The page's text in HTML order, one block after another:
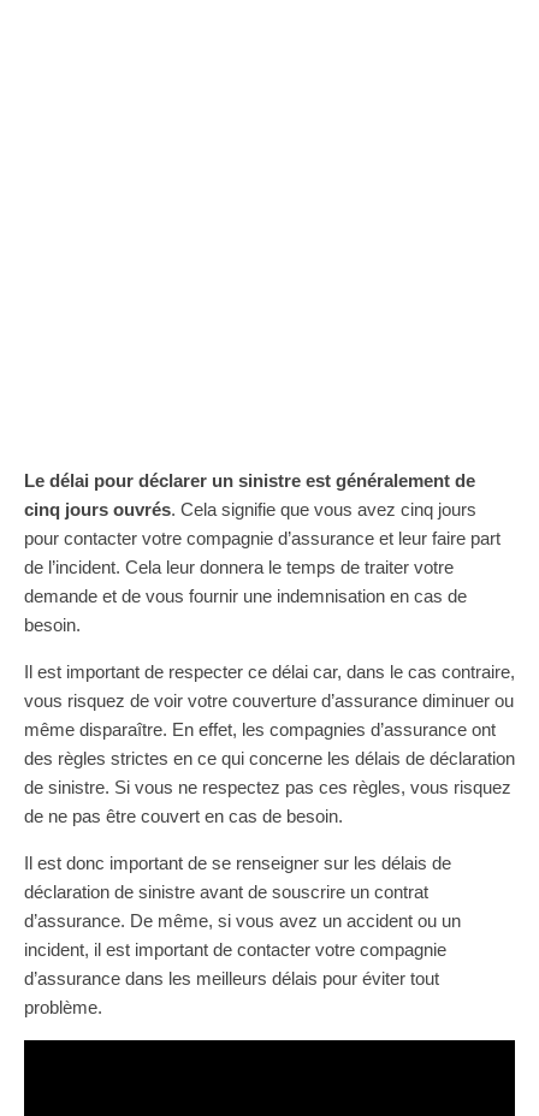
Le délai pour déclarer un sinistre est généralement de
cinq jours ouvrés. Cela signifie que vous avez cinq jours
pour contacter votre compagnie d’assurance et leur faire part
de l’incident. Cela leur donnera le temps de traiter votre
demande et de vous fournir une indemnisation en cas de
besoin.
Il est important de respecter ce délai car, dans le cas contraire,
vous risquez de voir votre couverture d’assurance diminuer ou
même disparaître. En effet, les compagnies d’assurance ont
des règles strictes en ce qui concerne les délais de déclaration
de sinistre. Si vous ne respectez pas ces règles, vous risquez
de ne pas être couvert en cas de besoin.
Il est donc important de se renseigner sur les délais de
déclaration de sinistre avant de souscrire un contrat
d’assurance. De même, si vous avez un accident ou un
incident, il est important de contacter votre compagnie
d’assurance dans les meilleurs délais pour éviter tout
problème.